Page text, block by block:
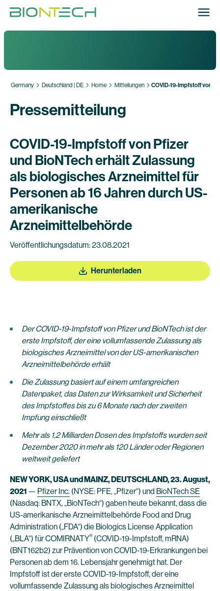
Germany Deutschland | DE Home Mitteilungen COVID-19-Impfstoff von
Pressemitteilung
COVID-19-Impfstoff von Pfizer
und BioNTech erhält Zulassung
als biologisches Arzneimittel für
Personen ab 16 Jahren durch US-
amerikanische
Arzneimittelbehörde
Veröffentlichungsdatum: 23.08.2021
Herunterladen
Der COVID-19-Impfstoff von Pfizer und BioNTech ist der
erste Impfstoff, der eine vollumfassende Zulassung als
biologisches Arzneimittel von der US-amerikanischen
Arzneimittelbehörde erhält
Die Zulassung basiert auf einem umfangreichen
Datenpaket, das Daten zur Wirksamkeit und Sicherheit
des Impfstoffes bis zu 6 Monate nach der zweiten
Impfung einschließt
Mehr als 1,2 Milliarden Dosen des Impfstoffs wurden seit
Dezember 2020 in mehr als 120 Länder oder Regionen
weltweit geliefert
NEW YORK, USA und MAINZ, DEUTSCHLAND, 23. August,
2021 — Pfizer Inc. (NYSE: PFE, „Pfizer“) und BioNTech SE
(Nasdaq: BNTX, „BioNTech“) gaben heute bekannt, dass die
US-amerikanische Arzneimittelbehörde Food and Drug
Administration („FDA“) die Biologics License Application
(„BLA“) für COMIRNATY® (COVID-19-Impfstoff, mRNA)
(BNT162b2) zur Prävention von COVID-19-Erkrankungen bei
Personen ab dem 16. Lebensjahr genehmigt hat. Der
Impfstoff ist der erste COVID-19-Impfstoff, der eine
vollumfassende Zulassung als biologisches Arzneimittel